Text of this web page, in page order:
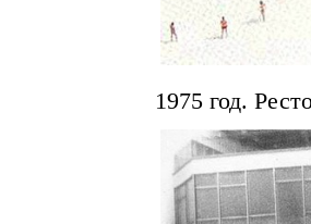
1975 год.